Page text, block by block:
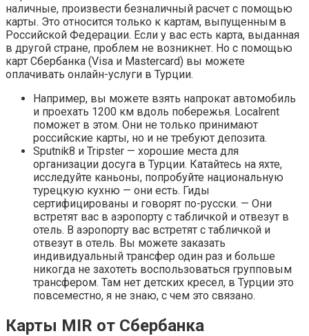
наличные, произвести безналичный расчет с помощью
карты. Это относится только к картам, выпущенным в
Российской Федерации. Если у вас есть карта, выданная
в другой стране, проблем не возникнет. Но с помощью
карт Сбербанка (Visa и Mastercard) вы можете
оплачивать онлайн-услуги в Турции.
Например, вы можете взять напрокат автомобиль
и проехать 1200 км вдоль побережья. Localrent
поможет в этом. Они не только принимают
российские карты, но и не требуют депозита.
Sputnik8 и Tripster — хорошие места для
организации досуга в Турции. Катайтесь на яхте,
исследуйте каньоны, попробуйте национальную
турецкую кухню — они есть. Гиды
сертифицированы и говорят по-русски. — Они
встретят вас в аэропорту с табличкой и отвезут в
отель. В аэропорту вас встретят с табличкой и
отвезут в отель. Вы можете заказать
индивидуальный трансфер один раз и больше
никогда не захотеть воспользоваться групповым
трансфером. Там нет детских кресел, в Турции это
повсеместно, я не знаю, с чем это связано.
Карты MIR от Сбербанка